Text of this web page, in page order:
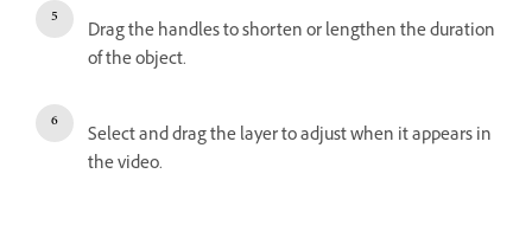
Drag the handles to shorten or lengthen the duration
of the object.
Select and drag the layer to adjust when it appears in
the video.